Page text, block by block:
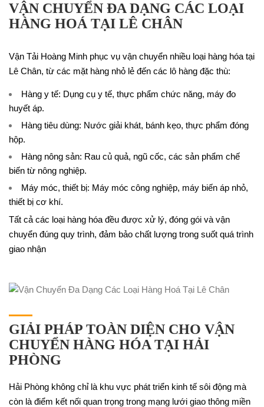
VẬN CHUYỂN ĐA DẠNG CÁC LOẠI
HÀNG HOÁ TẠI LÊ CHÂN
Vận Tải Hoàng Minh phục vụ vận chuyển nhiều loại hàng hóa tại
Lê Chân, từ các mặt hàng nhỏ lẻ đến các lô hàng đặc thù:
Hàng y tế: Dụng cụ y tế, thực phẩm chức năng, máy đo
huyết áp.
Hàng tiêu dùng: Nước giải khát, bánh kẹo, thực phẩm đóng
hộp.
Hàng nông sản: Rau củ quả, ngũ cốc, các sản phẩm chế
biến từ nông nghiệp.
Máy móc, thiết bị: Máy móc công nghiệp, máy biến áp nhỏ,
thiết bị cơ khí.
Tất cả các loại hàng hóa đều được xử lý, đóng gói và vận
chuyển đúng quy trình, đảm bảo chất lượng trong suốt quá trình
giao nhận
GIẢI PHÁP TOÀN DIỆN CHO VẬN
CHUYỂN HÀNG HÓA TẠI HẢI
PHÒNG
Hải Phòng không chỉ là khu vực phát triển kinh tế sôi động mà
còn là điểm kết nối quan trọng trong mạng lưới giao thông miền